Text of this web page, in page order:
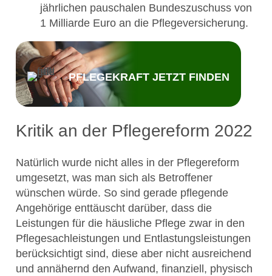
jährlichen pauschalen Bundeszuschuss von
1 Milliarde Euro an die Pflegeversicherung.
PFLEGEKRAFT JETZT FINDEN
Kritik an der Pflegereform 2022
Natürlich wurde nicht alles in der Pflegereform
umgesetzt, was man sich als Betroffener
wünschen würde. So sind gerade pflegende
Angehörige enttäuscht darüber, dass die
Leistungen für die häusliche Pflege zwar in den
Pflegesachleistungen und Entlastungsleistungen
berücksichtigt sind, diese aber nicht ausreichend
und annähernd den Aufwand, finanziell, physisch